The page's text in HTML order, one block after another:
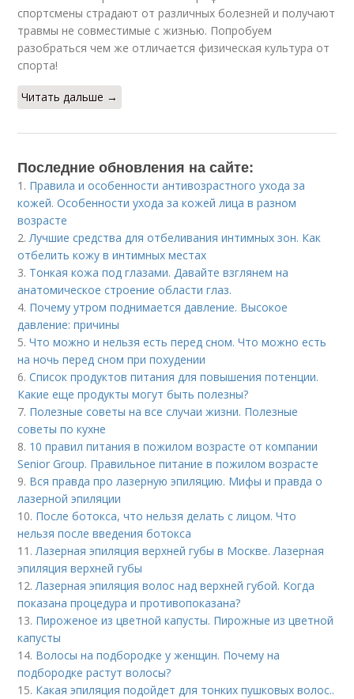
спортсмены страдают от различных болезней и получают
травмы не совместимые с жизнью. Попробуем
разобраться чем же отличается физическая культура от
спорта!
Читать дальше →
Последние обновления на сайте:
1. Правила и особенности антивозрастного ухода за
кожей. Особенности ухода за кожей лица в разном
возрасте
2.Лучшие средства для отбеливания интимных зон. Как
отбелить кожу в интимных местах
3. Тонкая кожа под глазами. Давайте взглянем на
анатомическое строение области глаз.
4. Почему утром поднимается давление. Высокое
давление: причины
5.Что можно и нельзя есть перед сном. Что можно есть
на ночь перед сном при похудении
6.Список продуктов питания для повышения потенции.
Какие еще продукты могут быть полезны?
7. Полезные советы на все случаи жизни. Полезные
советы по кухне
8. 10 правил питания в пожилом возрасте от компании
Senior Group. Правильное питание в пожилом возрасте
9. Вся правда про лазерную эпиляцию. Мифы и правда о
лазерной эпиляции
10. После ботокса, что нельзя делать с лицом. Что
нельзя после введения ботокса
11.Лазерная эпиляция верхней губы в Москве. Лазерная
эпиляция верхней губы
12.Лазерная эпиляция волос над верхней губой. Когда
показана процедура и противопоказана?
13. Пироженое из цветной капусты. Пирожные из цветной
капусты
14. Волосы на подбородке у женщин. Почему на
подбородке растут волосы?
15. Какая эпиляция подойдет для тонких пушковых волос..